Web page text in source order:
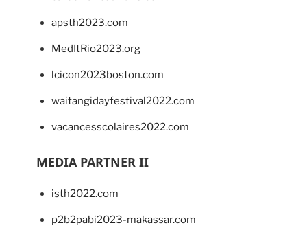
apsth2023.com
MedItRio2023.org
lcicon2023boston.com
waitangidayfestival2022.com
vacancesscolaires2022.com
MEDIA PARTNER II
isth2022.com
p2b2pabi2023-makassar.com